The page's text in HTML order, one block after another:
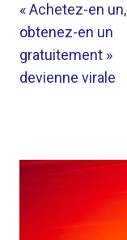
« Achetez-en un,
obtenez-en un
gratuitement »
devienne virale